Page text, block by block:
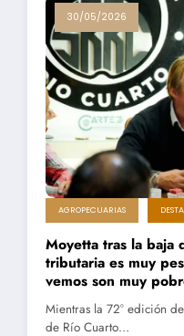
30/05/2026
AGROPECUARIAS
Moyetta tras la baja
tributaria es muy
vemos son muy
Mientras la 72° edición
de Río Cuarto…